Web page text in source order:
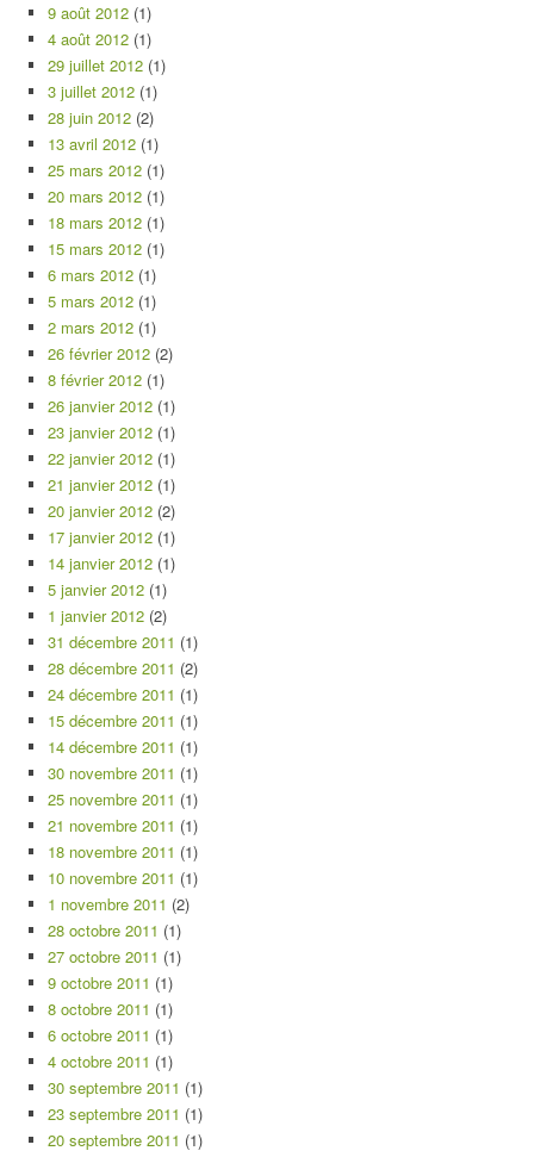
9 août 2012 (1)
4 août 2012 (1)
29 juillet 2012 (1)
3 juillet 2012 (1)
28 juin 2012 (2)
13 avril 2012 (1)
25 mars 2012 (1)
20 mars 2012 (1)
18 mars 2012 (1)
15 mars 2012 (1)
6 mars 2012 (1)
5 mars 2012 (1)
2 mars 2012 (1)
26 février 2012 (2)
8 février 2012 (1)
26 janvier 2012 (1)
23 janvier 2012 (1)
22 janvier 2012 (1)
21 janvier 2012 (1)
20 janvier 2012 (2)
17 janvier 2012 (1)
14 janvier 2012 (1)
5 janvier 2012 (1)
1 janvier 2012 (2)
31 décembre 2011 (1)
28 décembre 2011 (2)
24 décembre 2011 (1)
15 décembre 2011 (1)
14 décembre 2011 (1)
30 novembre 2011 (1)
25 novembre 2011 (1)
21 novembre 2011 (1)
18 novembre 2011 (1)
10 novembre 2011 (1)
1 novembre 2011 (2)
28 octobre 2011 (1)
27 octobre 2011 (1)
9 octobre 2011 (1)
8 octobre 2011 (1)
6 octobre 2011 (1)
4 octobre 2011 (1)
30 septembre 2011 (1)
23 septembre 2011 (1)
20 septembre 2011 (1)